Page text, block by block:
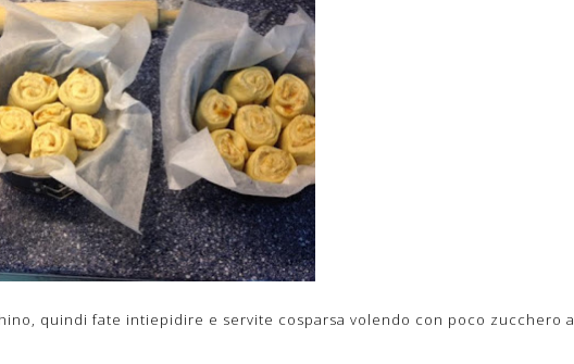
quindi fate intiepidire e servite cosparsa volendo con poco zucchero a